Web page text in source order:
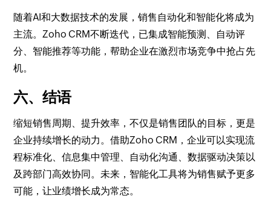
随着AI和大数据技术的发展，销售自动化和智能化将成为
主流。Zoho CRM不断迭代，已集成智能预测、自动评
分、智能推荐等功能，帮助企业在激烈市场竞争中抢占先
机。
六、结语
缩短销售周期、提升效率，不仅是销售团队的目标，更是
企业持续增长的动力。借助Zoho CRM，企业可以实现流
程标准化、信息集中管理、自动化沟通、数据驱动决策以
及跨部门高效协同。未来，智能化工具将为销售赋予更多
可能，让业绩增长成为常态。